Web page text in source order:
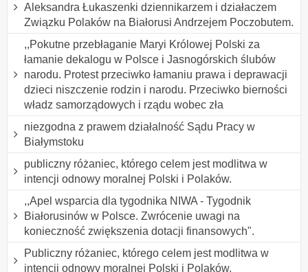
Aleksandra Łukaszenki dziennikarzem i działaczem
Związku Polaków na Białorusi Andrzejem Poczobutem.
,,Pokutne przebłaganie Maryi Królowej Polski za
łamanie dekalogu w Polsce i Jasnogórskich ślubów
narodu. Protest przeciwko łamaniu prawa i deprawacji
dzieci niszczenie rodzin i narodu. Przeciwko bierności
władz samorządowych i rządu wobec zła
niezgodna z prawem działalność Sądu Pracy w
Białymstoku
publiczny różaniec, którego celem jest modlitwa w
intencji odnowy moralnej Polski i Polaków.
,,Apel wsparcia dla tygodnika NIWA - Tygodnik
Białorusinów w Polsce. Zwrócenie uwagi na
konieczność zwiększenia dotacji finansowych".
Publiczny różaniec, którego celem jest modlitwa w
intencji odnowy moralnej Polski i Polaków.